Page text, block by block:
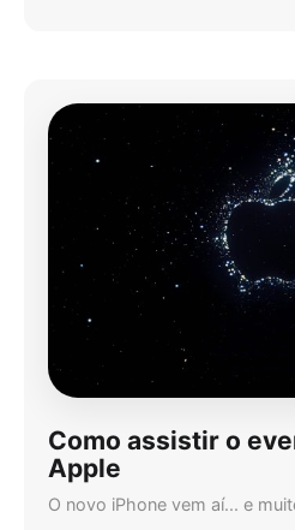
Como assistir o
Apple
O novo iPhone vem aí... e